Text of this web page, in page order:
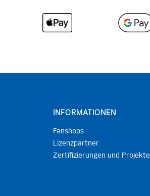
INFORMATIONEN
Fanshops
Lizenzpartner
Zertifizierungen und Projekte